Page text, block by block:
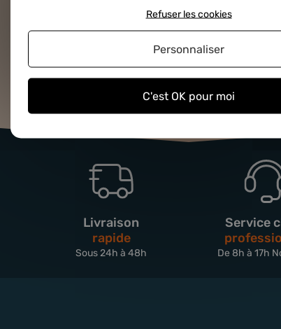
Livraison
rapide
Sous 24h à 48h
Service
De 8h à 17h
C'est OK pour moi
Refuser les cookies
Personnaliser